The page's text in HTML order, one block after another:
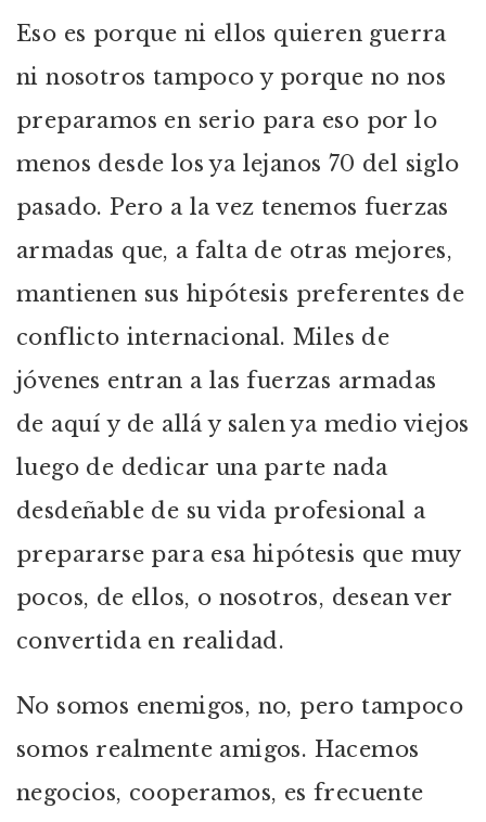
Eso es porque ni ellos quieren guerra
ni nosotros tampoco y porque no nos
preparamos en serio para eso por lo
menos desde los ya lejanos 70 del siglo
pasado. Pero a la vez tenemos fuerzas
armadas que, a falta de otras mejores,
mantienen sus hipótesis preferentes de
conflicto internacional. Miles de
jóvenes entran a las fuerzas armadas
de aquí y de allá y salen ya medio viejos
luego de dedicar una parte nada
desdeñable de su vida profesional a
prepararse para esa hipótesis que muy
pocos, de ellos, o nosotros, desean ver
convertida en realidad.
No somos enemigos, no, pero tampoco
somos realmente amigos. Hacemos
negocios, cooperamos, es frecuente